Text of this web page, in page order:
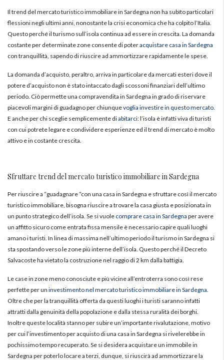
Il trend del mercato turistico immobiliare in Sardegna non ha subìto particolari
flessioni negli ultimi anni, nonostante la crisi economica che ha colpito l’Italia.
Questo perché il turismo sull’isola continua ad essere in crescita. La domanda
costante per determinate zone consente di poteracquistare casa in Sardegna
con tranquillità, sapendo di riuscire ad ammortizzare rapidamente le spese.
La domanda d’acquisto, peraltro, arriva in particolare da mercati esteri dove il
potere d’acquisto non è stato intaccato dagli scossoni finanziari dell’ultimo
periodo. Ciò permette una compravendita in Sardegna in grado di riservare
piacevoli margini di guadagno per chiunquevoglia investire in questo mercato.
E anche per chi sceglie semplicemente diabitarci: l’isola è infatti viva di turisti
con cui potrete legare e condividere esperienze ed il trend di mercato è molto
attivo e in costante crescita.
Sfruttare trend del mercato turistico immobiliare in Sardegna
Per riuscire a “guadagnare “con una casa in Sardegna e sfruttare così il mercato
turistico immobiliare, bisogna riuscire a trovare la casa giusta e posizionata in
un punto strategico dell’isola. Se si vuole comprare casa in Sardegna per avere
un affitto sicuro come entrata fissa mensile è necessario capire quali luoghi
amano i turisti. In linea di massima nell’ultimo periodo il turismo in Sardegna si
sta spostando verso le zone più interne dell’isola. Questo perché il Decreto
Salvacoste ha vietato la costruzione nel raggio di 2 km dalla battigia.
Le case in zone meno conosciute e più vicine all’entroterra sono così rese
perfette per un investimento nel mercato turistico immobiliare in Sardegna.
Oltre che per la tranquillità offerta da questi luoghi i turisti saranno infatti
attratti dalla genuinità della popolazione e dalla stessa ruralità dei borghi.
Inoltre queste località stanno per subire un’importante rivalutazione, motivo
per cui l’investimento per acquisto di una casa in Sardegna si rivelerebbe in
pochissimo tempo recuperato. Se si desidera acquistare un immobile in
Sardegna per poterlo locare a terzi, dunque, si riuscirà ad ammortizzare la